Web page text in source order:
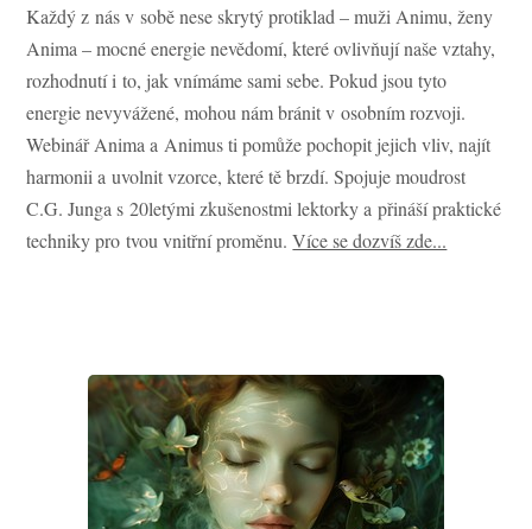
Každý z nás v sobě nese skrytý protiklad – muži Animu, ženy
Anima – mocné energie nevědomí, které ovlivňují naše vztahy,
rozhodnutí i to, jak vnímáme sami sebe. Pokud jsou tyto
energie nevyvážené, mohou nám bránit v osobním rozvoji.
Webinář Anima a Animus ti pomůže pochopit jejich vliv, najít
harmonii a uvolnit vzorce, které tě brzdí. Spojuje moudrost
C.G. Junga s 20letými zkušenostmi lektorky a přináší praktické
techniky pro tvou vnitřní proměnu.Více se dozvíš zde...